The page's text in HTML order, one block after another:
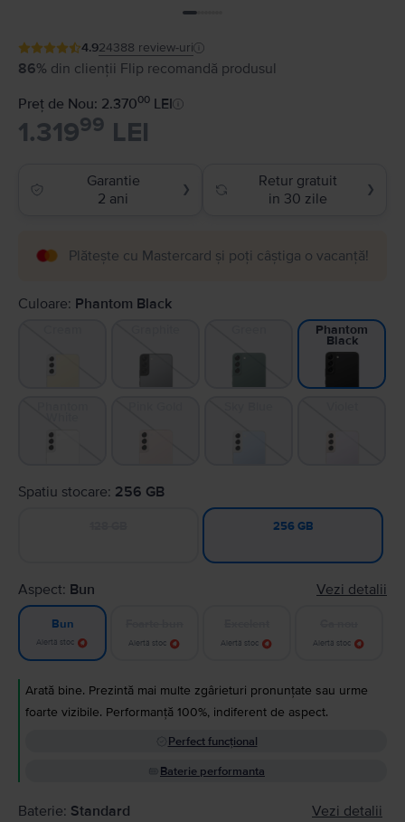
4.924388 review-uri
86% din clienții Flip recomandă produsul
Preț de Nou: 2.37000 LEI
1.31999 LEI
Garantie
2 ani
❯
Retur gratuit
in 30 zile
❯
Plătește cu Mastercard și poți câștiga o vacanță!
Culoare: Phantom Black
Phantom
Black
Spatiu stocare: 256 GB
256 GB
Aspect: Bun Vezi detalii
Bun
Alertă stoc Alertă stoc Alertă stoc Alertă stoc
Arată bine. Prezintă mai multe zgârieturi pronunțate sau urme
foarte vizibile. Performanță 100%, indiferent de aspect.
Perfect funcțional
Baterie performanta
Baterie: Standard Vezi detalii